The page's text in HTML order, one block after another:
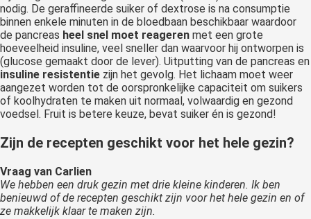
nodig. De geraffineerde suiker of dextrose is na consumptie
binnen enkele minuten in de bloedbaan beschikbaar waardoor
de pancreas heel snel moet reageren met een grote
hoeveelheid insuline, veel sneller dan waarvoor hij ontworpen is
(glucose gemaakt door de lever). Uitputting van de pancreas en
insuline resistentie zijn het gevolg. Het lichaam moet weer
aangezet worden tot de oorspronkelijke capaciteit om suikers
of koolhydraten te maken uit normaal, volwaardig en gezond
voedsel. Fruit is betere keuze, bevat suiker én is gezond!
Zijn de recepten geschikt voor het hele gezin?
Vraag van Carlien
We hebben een druk gezin met drie kleine kinderen. Ik ben
benieuwd of de recepten geschikt zijn voor het hele gezin en of
ze makkelijk klaar te maken zijn.